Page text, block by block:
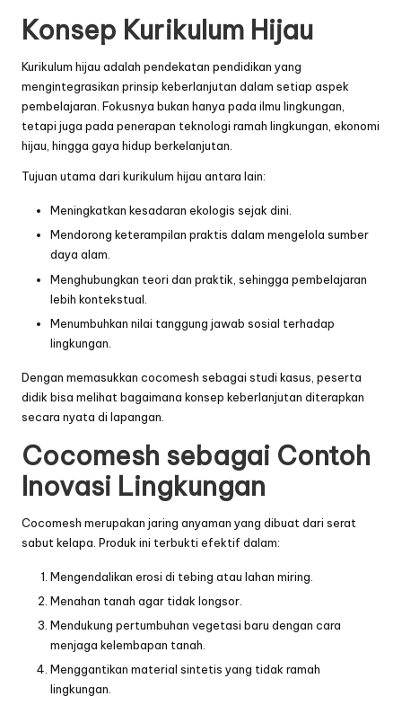
Konsep Kurikulum Hijau
Kurikulum hijau adalah pendekatan pendidikan yang
mengintegrasikan prinsip keberlanjutan dalam setiap aspek
pembelajaran. Fokusnya bukan hanya pada ilmu lingkungan,
tetapi juga pada penerapan teknologi ramah lingkungan, ekonomi
hijau, hingga gaya hidup berkelanjutan.
Tujuan utama dari kurikulum hijau antara lain:
Meningkatkan kesadaran ekologis sejak dini.
Mendorong keterampilan praktis dalam mengelola sumber
daya alam.
Menghubungkan teori dan praktik, sehingga pembelajaran
lebih kontekstual.
Menumbuhkan nilai tanggung jawab sosial terhadap
lingkungan.
Dengan memasukkan cocomesh sebagai studi kasus, peserta
didik bisa melihat bagaimana konsep keberlanjutan diterapkan
secara nyata di lapangan.
Cocomesh sebagai Contoh
Inovasi Lingkungan
Cocomesh merupakan jaring anyaman yang dibuat dari serat
sabut kelapa. Produk ini terbukti efektif dalam:
Mengendalikan erosi di tebing atau lahan miring.
Menahan tanah agar tidak longsor.
Mendukung pertumbuhan vegetasi baru dengan cara
menjaga kelembapan tanah.
Menggantikan material sintetis yang tidak ramah
lingkungan.